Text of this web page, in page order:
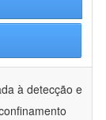
à detecção e